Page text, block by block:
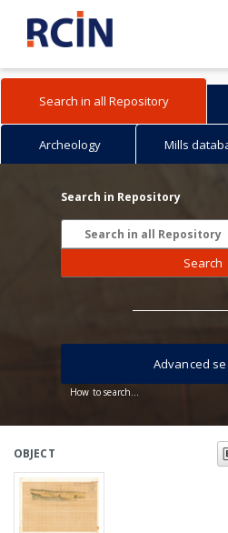
Search in all Repository
Archeology Mills
Search in Repository
Search
How to search...
Advanced
OBJECT